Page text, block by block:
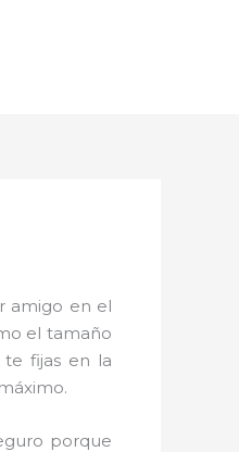
amigo en el
el tamaño
fijas en la
porque